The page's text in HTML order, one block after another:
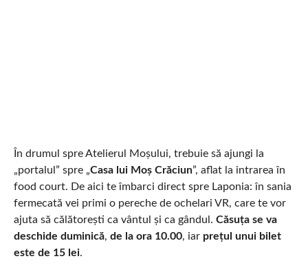
În drumul spre Atelierul Moșului, trebuie să ajungi la
„portalul” spre „Casa lui Moș Crăciun”, aflat la intrarea în
food court. De aici te îmbarci direct spre Laponia: în sania
fermecată vei primi o pereche de ochelari VR, care te vor
ajuta să călătorești ca vântul și ca gândul. Căsuța se va
deschide duminică, de la ora 10.00, iar prețul unui bilet
este de 15 lei.